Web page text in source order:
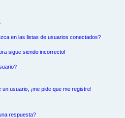
en las listas de usuarios conectados?
sigue siendo incorrecto!
usuario, ¡me pide que me registre!
respuesta?